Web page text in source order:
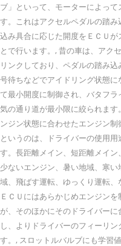
ブ」といって、モーターによっ
す。これはアクセルペダルの踏
込み具合に応じた開度をＥＣＵ
とで行います。, 昔の車は、アク
リンクしており、ペダルの踏み
号待ちなどでアイドリング状態
て最小開度に制御され、バタフ
気の通り道が最小限に絞られま
ンジン状態に合わせたエンジン
というのは、ドライバーの使用
す。長距離メイン、短距離メイ
少ないエンジン、暑い地域、寒
域、飛ばす運転、ゆっくり運転
ＥＣＵにはあらかじめエンジン
が、そのほかにそのドライバー
し、よりドライバーのフィーリ
す。, スロットルバルブにも学習